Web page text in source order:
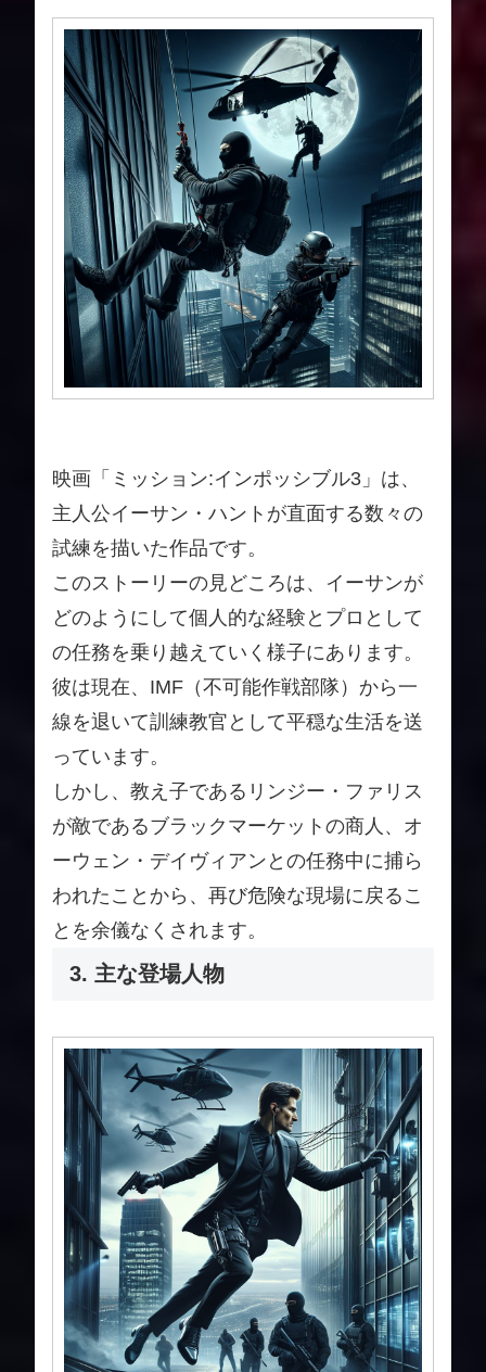
映画「ミッション:インポッシブル3」は、
主人公イーサン・ハントが直面する数々の
試練を描いた作品です。
このストーリーの見どころは、イーサンが
どのようにして個人的な経験とプロとして
の任務を乗り越えていく様子にあります。
彼は現在、IMF（不可能作戦部隊）から一
線を退いて訓練教官として平穏な生活を送
っています。
しかし、教え子であるリンジー・ファリス
が敵であるブラックマーケットの商人、オ
ーウェン・デイヴィアンとの任務中に捕ら
われたことから、再び危険な現場に戻るこ
とを余儀なくされます。
3. 主な登場人物